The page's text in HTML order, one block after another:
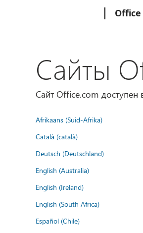
Сайты
Сайт Office.com
Afrikaans (Suid-Afrika)
Català (català)
Deutsch (Deutschland)
English (Australia)
English (Ireland)
English (South Africa)
Español (Chile)